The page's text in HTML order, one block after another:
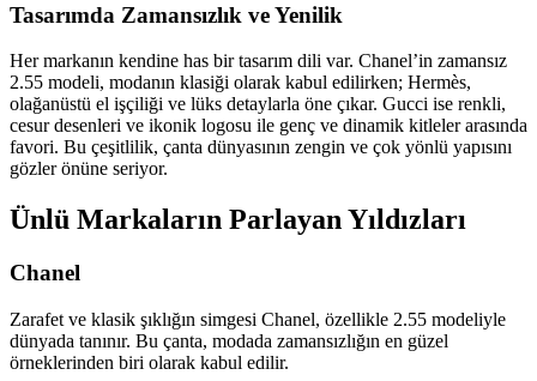
Tasarımda Zamansızlık ve Yenilik
Her markanın kendine has bir tasarım dili var. Chanel’in zamansız
2.55 modeli, modanın klasiği olarak kabul edilirken; Hermès,
olağanüstü el işçiliği ve lüks detaylarla öne çıkar. Gucci ise renkli,
cesur desenleri ve ikonik logosu ile genç ve dinamik kitleler arasında
favori. Bu çeşitlilik, çanta dünyasının zengin ve çok yönlü yapısını
gözler önüne seriyor.
Ünlü Markaların Parlayan Yıldızları
Chanel
Zarafet ve klasik şıklığın simgesi Chanel, özellikle 2.55 modeliyle
dünyada tanınır. Bu çanta, modada zamansızlığın en güzel
örneklerinden biri olarak kabul edilir.